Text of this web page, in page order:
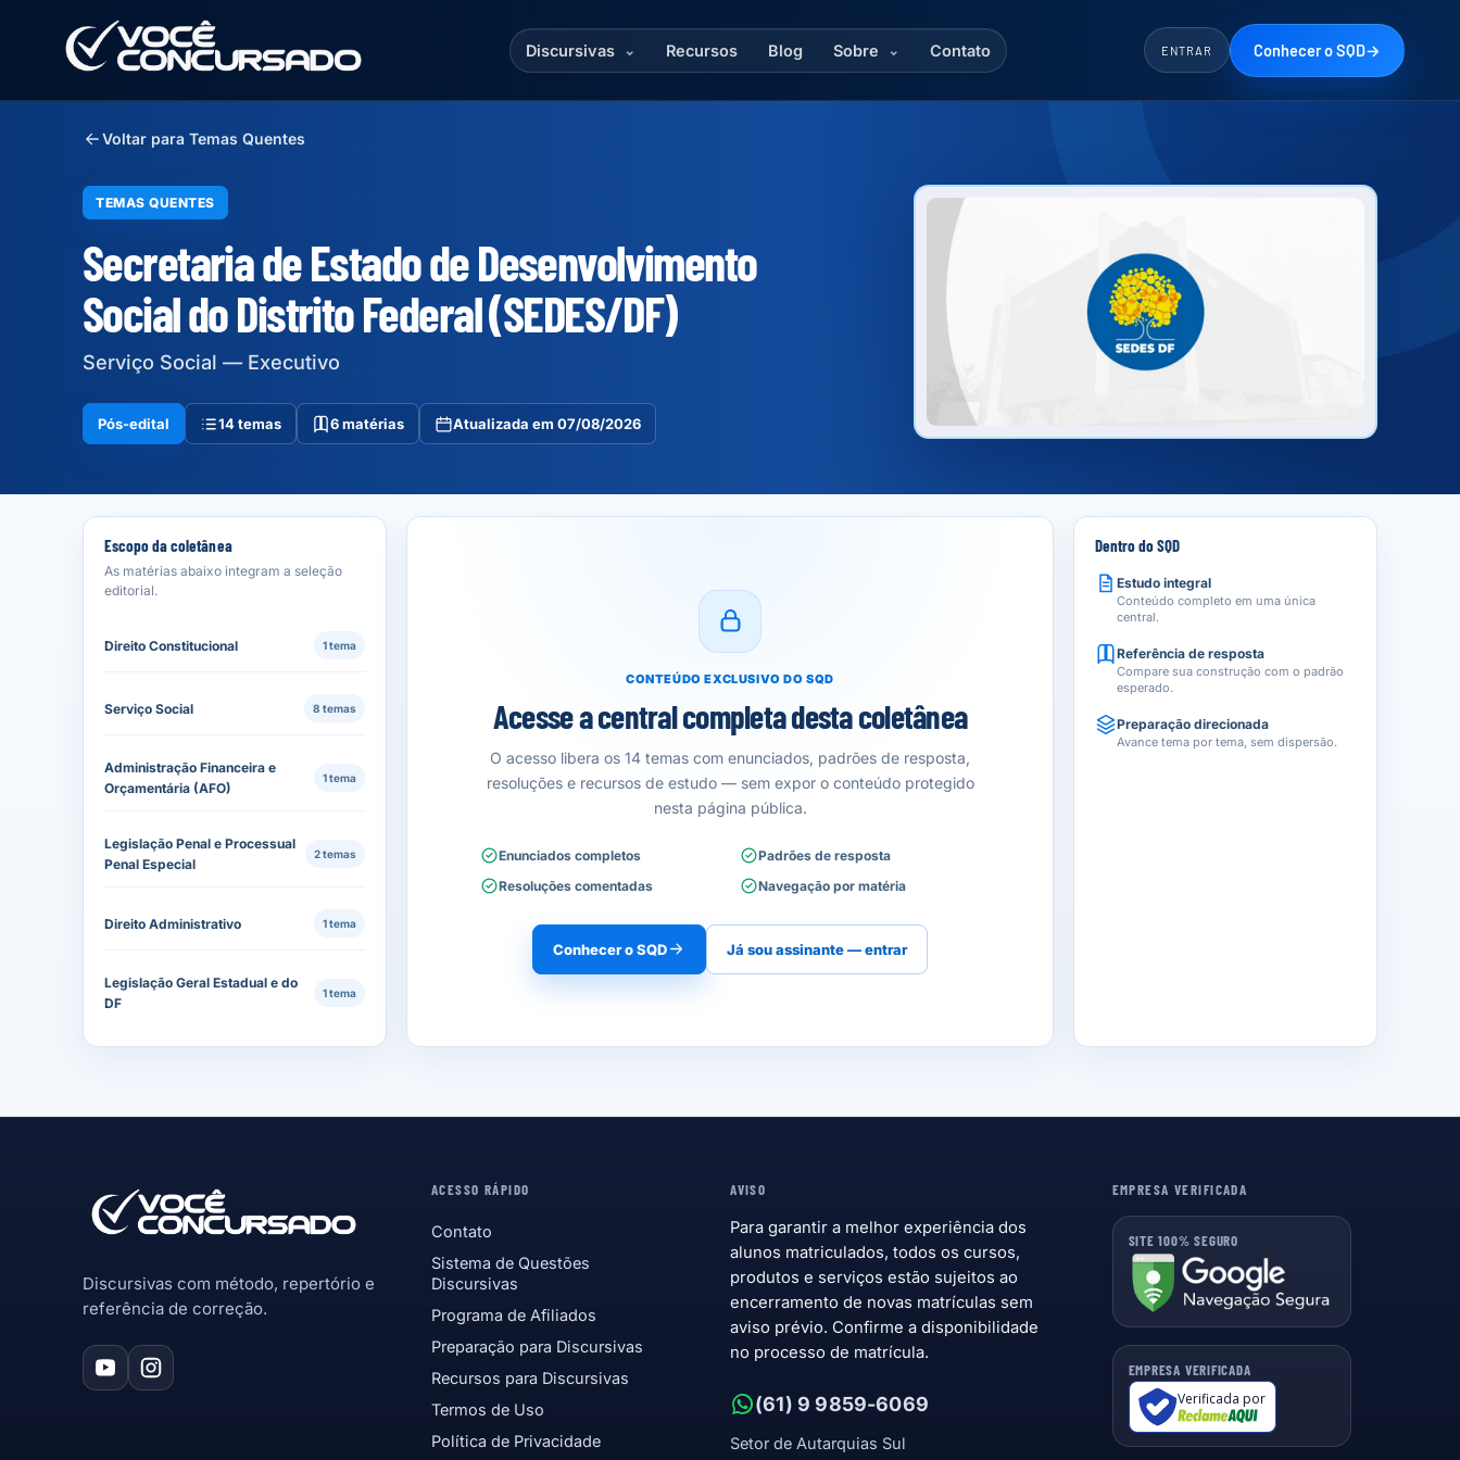
Discursivas Recursos Blog Sobre Contato ENTRAR Conhecer o SQD→
Voltar para Temas Quentes
TEMAS QUENTES
Secretaria de Estado de Desenvolvimento
Social do Distrito Federal (SEDES/DF)
Serviço Social — Executivo
Pós-edital 14 temas 6 matérias Atualizada em 07/08/2026
Escopo da coletânea
As matérias abaixo integram a seleção
editorial.
Direito Constitucional 1 tema
Serviço Social 8 temas
Administração Financeira e
Orçamentária (AFO)
1 tema
Legislação Penal e Processual
Penal Especial
2 temas
Direito Administrativo 1 tema
Legislação Geral Estadual e do
DF
1 tema
CONTEÚDO EXCLUSIVO DO SQD
Acesse a central completa desta coletânea
O acesso libera os 14 temas com enunciados, padrões de resposta,
resoluções e recursos de estudo — sem expor o conteúdo protegido
nesta página pública.
Enunciados completos
Padrões de resposta
Resoluções comentadas
Navegação por matéria
Conhecer o SQD Já sou assinante — entrar
Dentro do SQD
Estudo integral
Conteúdo completo em uma única
central.
Referência de resposta
Compare sua construção com o padrão
esperado.
Preparação direcionada
Avance tema por tema, sem dispersão.
Discursivas com método, repertório e
referência de correção.
ACESSO RÁPIDO
Contato
Sistema de Questões
Discursivas
Programa de Afiliados
Preparação para Discursivas
Recursos para Discursivas
Termos de Uso
Política de Privacidade
AVISO
Para garantir a melhor experiência dos
alunos matriculados, todos os cursos,
produtos e serviços estão sujeitos ao
encerramento de novas matrículas sem
aviso prévio. Confirme a disponibilidade
no processo de matrícula.
(61) 9 9859-6069
Setor de Autarquias Sul
EMPRESA VERIFICADA
SITE 100% SEGURO
EMPRESA VERIFICADA
Verificada por